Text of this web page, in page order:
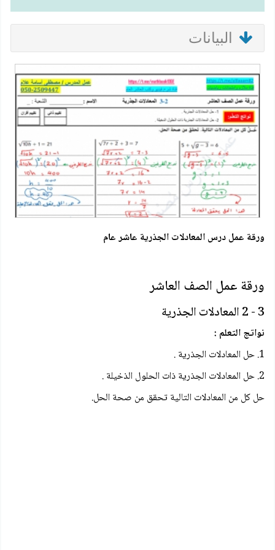
البيانات
ورقة عمل درس المعادلات الجذرية عاشر عام
ورقة عمل الصف العاشر
3 - 2 المعادلات الجذرية
نواتج التعلم :
1. حل المعادلات الجذرية .
2. حل المعادلات الجذرية ذات الحلول الذخيلة .
حل كل من المعادلات التالية تحقق من صحة الحل.